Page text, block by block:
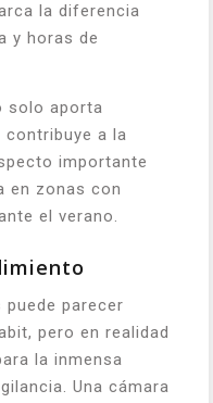
la diferencia
y horas de
solo aporta
a la
importante
en zonas con
el verano.
puede parecer
pero en realidad
la inmensa
Una cámara